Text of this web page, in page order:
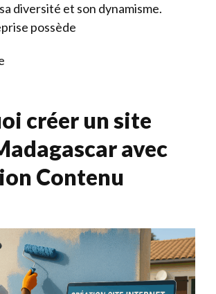
diversité et son dynamisme.
possède
créer un site
avec
Contenu